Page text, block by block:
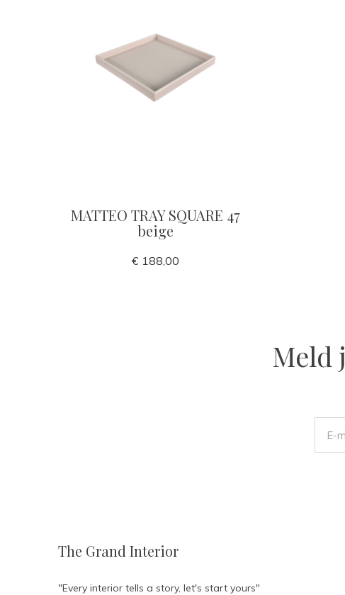
MATTEO TRAY SQUARE 47
beige
€ 188,00
Meld
The Grand Interior
"Every interior tells a story, let's start yours"